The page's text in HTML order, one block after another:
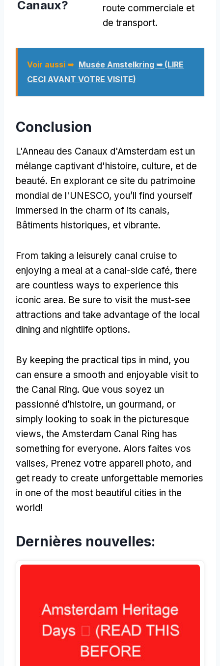
Canaux?
route commerciale et
de transport.
Voir aussi ➥ Musée Amstelkring ➥ (LIRE
CECI AVANT VOTRE VISITE)
Conclusion
L'Anneau des Canaux d'Amsterdam est un
mélange captivant d'histoire, culture, et de
beauté. En explorant ce site du patrimoine
mondial de l'UNESCO, you’ll find yourself
immersed in the charm of its canals,
Bâtiments historiques, et vibrante.
From taking a leisurely canal cruise to
enjoying a meal at a canal-side café, there
are countless ways to experience this
iconic area. Be sure to visit the must-see
attractions and take advantage of the local
dining and nightlife options.
By keeping the practical tips in mind, you
can ensure a smooth and enjoyable visit to
the Canal Ring. Que vous soyez un
passionné d’histoire, un gourmand, or
simply looking to soak in the picturesque
views, the Amsterdam Canal Ring has
something for everyone. Alors faites vos
valises, Prenez votre appareil photo, and
get ready to create unforgettable memories
in one of the most beautiful cities in the
world!
Dernières nouvelles: